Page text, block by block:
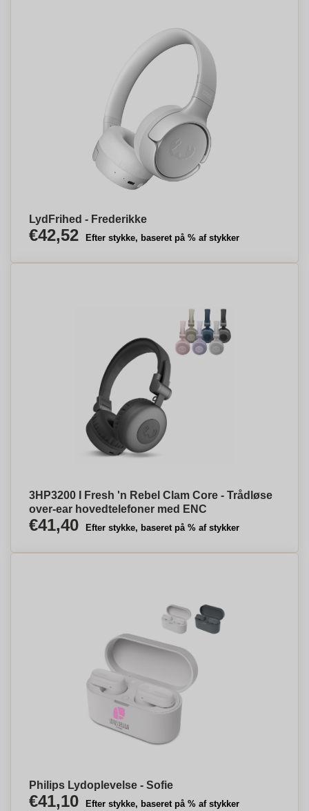
LydFrihed - Frederikke
€42,52 Efter stykke, baseret på % af stykker
3HP3200 I Fresh 'n Rebel Clam Core - Trådløse
over-ear hovedtelefoner med ENC
€41,40 Efter stykke, baseret på % af stykker
Philips Lydoplevelse - Sofie
€41,10 Efter stykke, baseret på % af stykker